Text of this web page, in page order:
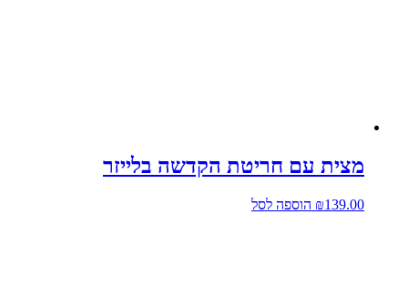
מצית עם חריטת הקדשה בלייזר
₪139.00 הוספה לסל